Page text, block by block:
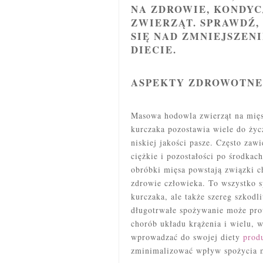
NA ZDROWIE,
ZWIERZĄT.
SIĘ NAD
DIECIE.
ASPEKTY ZDROWOTNE
Masowa hodowla zwierząt na
kurczaka pozostawia wiele do
niskiej jakości pasze. Często
ciężkie i pozostałości po
obróbki mięsa powstają związki
zdrowie człowieka. To wszystko
kurczaka, ale także szereg
długotrwałe spożywanie może
chorób układu krążenia i wielu,
wprowadzać do swojej diety
zminimalizować wpływ spożycia